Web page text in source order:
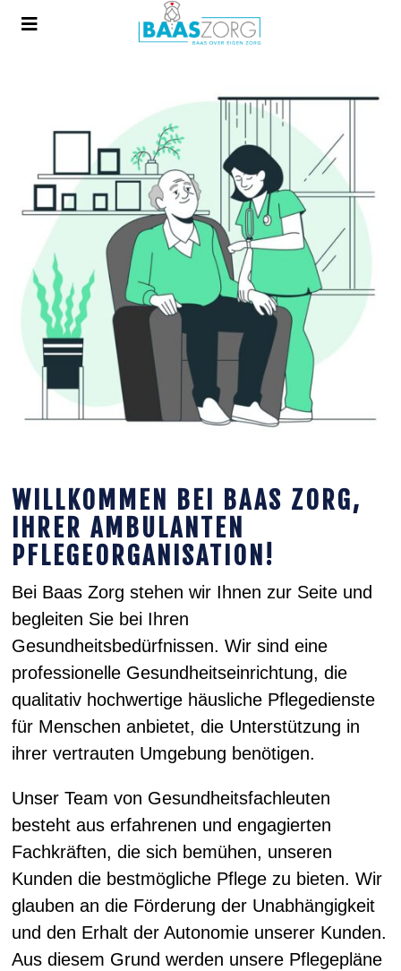
WILLKOMMEN BEI BAAS ZORG,
IHRER AMBULANTEN
PFLEGEORGANISATION!
Bei Baas Zorg stehen wir Ihnen zur Seite und
begleiten Sie bei Ihren
Gesundheitsbedürfnissen. Wir sind eine
professionelle Gesundheitseinrichtung, die
qualitativ hochwertige häusliche Pflegedienste
für Menschen anbietet, die Unterstützung in
ihrer vertrauten Umgebung benötigen.
Unser Team von Gesundheitsfachleuten
besteht aus erfahrenen und engagierten
Fachkräften, die sich bemühen, unseren
Kunden die bestmögliche Pflege zu bieten. Wir
glauben an die Förderung der Unabhängigkeit
und den Erhalt der Autonomie unserer Kunden.
Aus diesem Grund werden unsere Pflegepläne